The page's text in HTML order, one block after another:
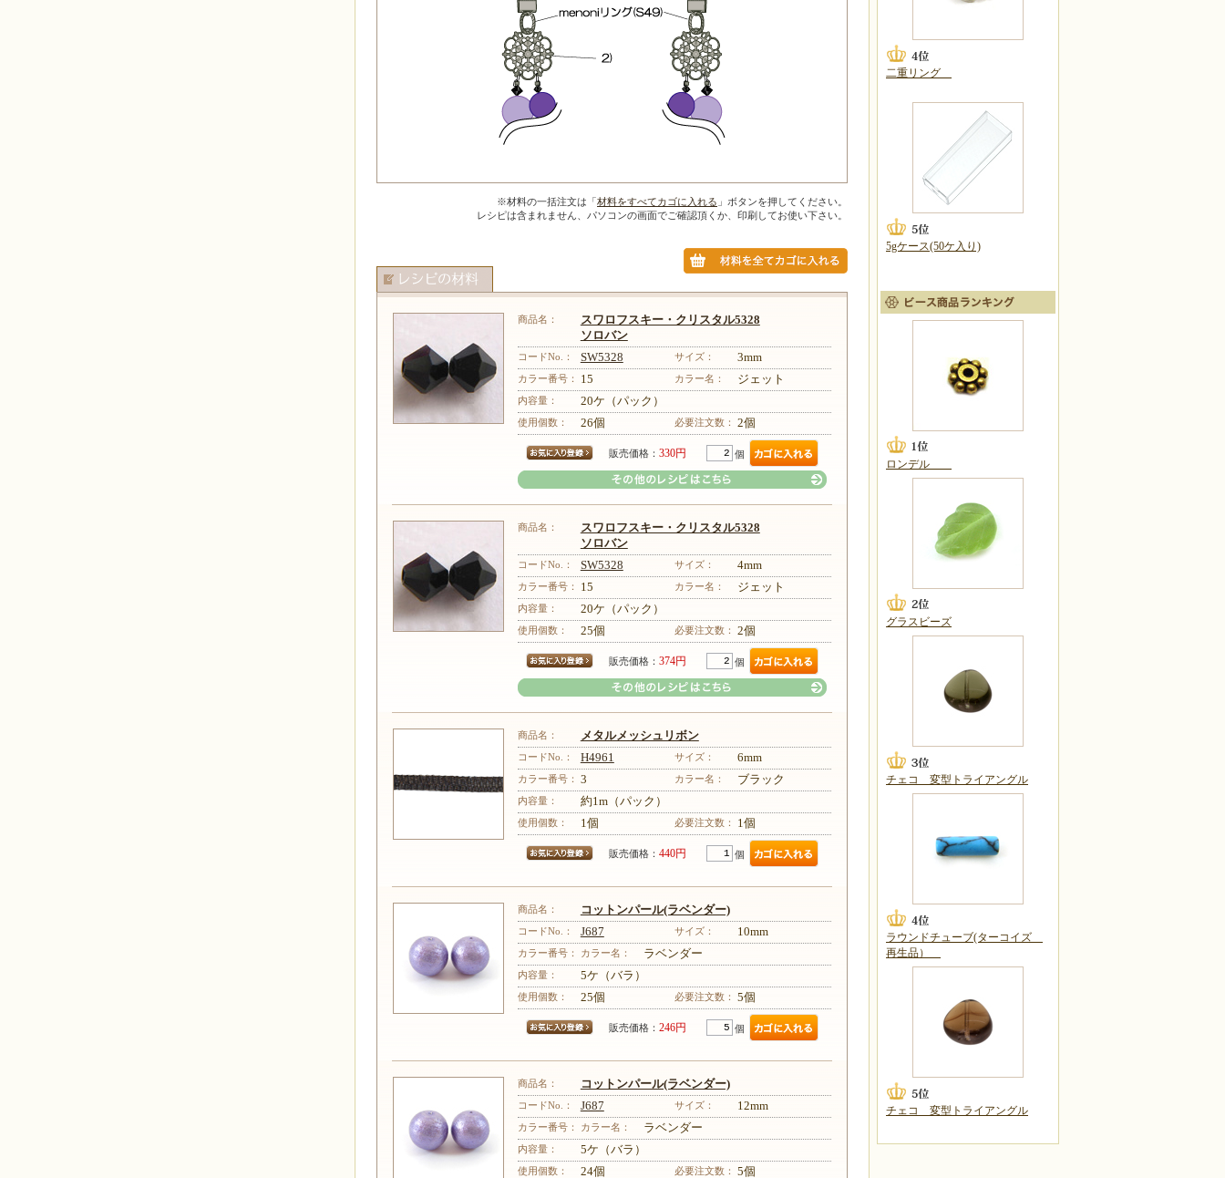
※材料の一括注文は「材料をすべてカゴに入れる 」ボタンを押してください。
レシピは含まれません、パソコンの画面でご確認頂くか、印刷してお使い下さい。
商品名：
スワロフスキー・クリスタル5328
ソロバン
コードNo.： SW5328 サイズ： 3mm
カラー番号： 15 カラー名： ジェット
内容量： 20ケ（パック）
使用個数： 26個 必要注文数： 2個
販売価格： 330円 個
その他のレシピはこちら
商品名：
スワロフスキー・クリスタル5328
ソロバン
コードNo.： SW5328 サイズ： 4mm
カラー番号： 15 カラー名： ジェット
内容量： 20ケ（パック）
使用個数： 25個 必要注文数： 2個
販売価格： 374円 個
その他のレシピはこちら
商品名： メタルメッシュリボン
コードNo.： H4961 サイズ： 6mm
カラー番号： 3 カラー名： ブラック
内容量： 約1m（パック）
使用個数： 1個 必要注文数： 1個
販売価格： 440円 個
商品名： コットンパール(ラベンダー)
コードNo.： J687 サイズ： 10mm
カラー番号： カラー名： ラベンダー
内容量： 5ケ（バラ）
使用個数： 25個 必要注文数： 5個
販売価格： 246円 個
商品名： コットンパール(ラベンダー)
コードNo.： J687 サイズ： 12mm
カラー番号： カラー名： ラベンダー
内容量： 5ケ（バラ）
使用個数： 24個 必要注文数： 5個
二重リング
5gケース(50ケ入り)
ロンデル
グラスビーズ
チェコ 変型トライアングル
ラウンドチューブ(ターコイズ
再生品）
チェコ 変型トライアングル